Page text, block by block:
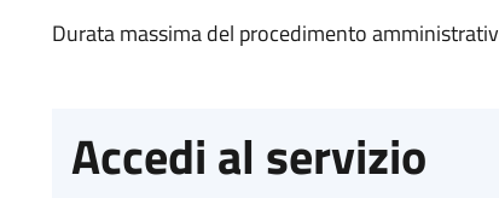
Durata massima del procedimento
Accedi al servizio